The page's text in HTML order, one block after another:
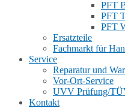
PFT
PFT
PFT
Ersatzteile
Fachmarkt für
Service
Reparatur und
Vor-Ort-Service
UVV Prüfung/
Kontakt